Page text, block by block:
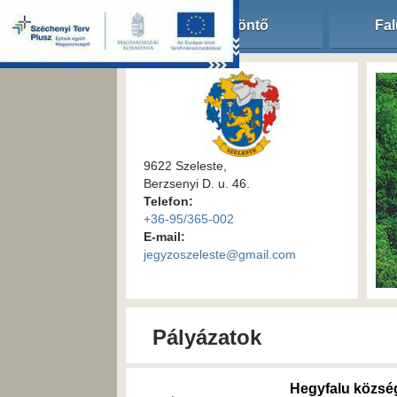
Köszöntő
9622 Szeleste,
Berzsenyi D. u. 46.
Telefon:
+36-95/365-002
E-mail:
jegyzoszeleste@gmail.com
Pályázatok
Hegyfalu